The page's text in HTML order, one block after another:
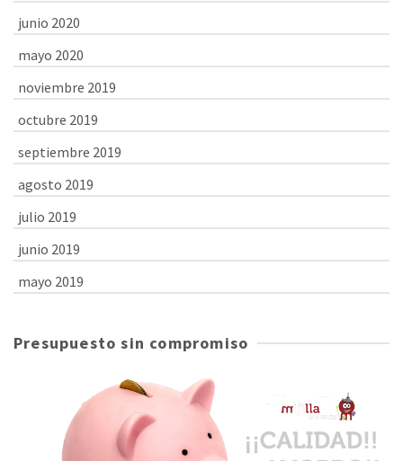
junio 2020
mayo 2020
noviembre 2019
octubre 2019
septiembre 2019
agosto 2019
julio 2019
junio 2019
mayo 2019
Presupuesto sin compromiso